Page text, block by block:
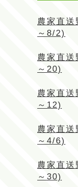
農家直
～8/2)
農家直
～20)
農家直
～12)
農家直
～4/6)
農家直
～30)